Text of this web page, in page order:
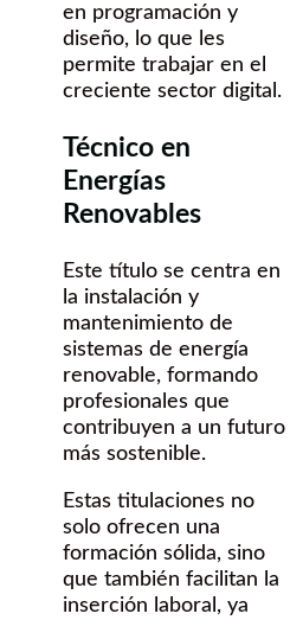
en programación y
diseño, lo que les
permite trabajar en el
creciente sector digital.
Técnico en
Energías
Renovables
Este título se centra en
la instalación y
mantenimiento de
sistemas de energía
renovable, formando
profesionales que
contribuyen a un futuro
más sostenible.
Estas titulaciones no
solo ofrecen una
formación sólida, sino
que también facilitan la
inserción laboral, ya